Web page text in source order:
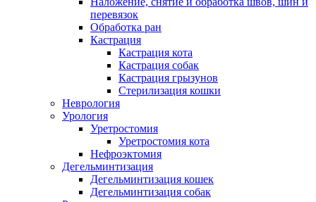
перевязок
Обработка ран
Кастрация
Кастрация кота
Кастрация собак
Кастрация грызунов
Стерилизация кошки
Неврология
Урология
Уретростомия
Уретростомия кота
Нефроэктомия
Дегельминтизация
Дегельминтизация кошек
Дегельминтизация собак